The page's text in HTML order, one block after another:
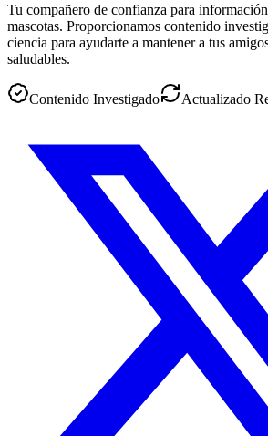
Tu compañero de confianza para
mascotas. Proporcionamos contenido
ciencia para ayudarte a mantener a tus
saludables.
Contenido Investigado Actualizado